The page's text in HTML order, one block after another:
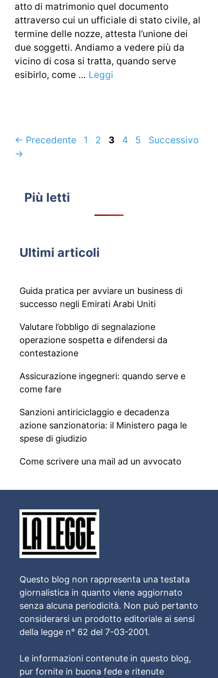
atto di matrimonio quel documento
attraverso cui un ufficiale di stato civile, al
termine delle nozze, attesta l’unione dei
due soggetti. Andiamo a vedere più da
vicino di cosa si tratta, quando serve
esibirlo, come … Leggi
Navigazione
articolo
← Precedente Pagina
1 Pagina
2 Pagina
3 Pagina
4 Pagina
5
Successivo
→
Più letti
Ultimi articoli
Guida pratica per avviare un business di
successo negli Emirati Arabi Uniti
Valutare l’obbligo di segnalazione
operazione sospetta e difendersi da
contestazione
Assicurazione ingegneri: quando serve e
come fare
Sanzioni antiriciclaggio e decadenza
azione sanzionatoria: il Ministero paga le
spese di giudizio
Come scrivere una mail ad un avvocato
Questo blog non rappresenta una testata
giornalistica in quanto viene aggiornato
senza alcuna periodicità. Non può pertanto
considerarsi un prodotto editoriale ai sensi
della legge n° 62 del 7-03-2001.
Le informazioni contenute in questo blog,
pur fornite in buona fede e ritenute